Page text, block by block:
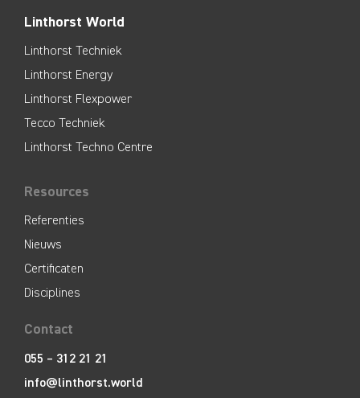
Linthorst World
Linthorst Techniek
Linthorst Energy
Linthorst Flexpower
Tecco Techniek
Linthorst Techno Centre
Resources
Referenties
Nieuws
Certificaten
Disciplines
Contact
055 – 312 21 21
info@linthorst.world